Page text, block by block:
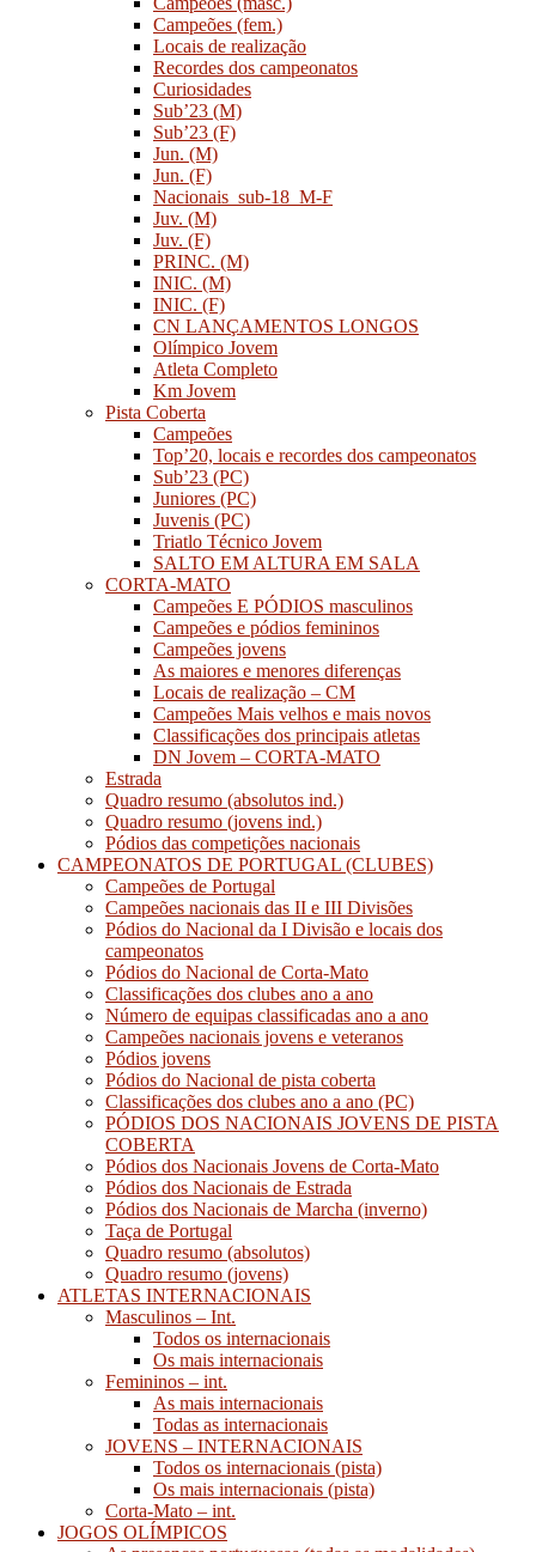
Campeões (fem.)
Locais de realização
Recordes dos campeonatos
Curiosidades
Sub’23 (M)
Sub’23 (F)
Jun. (M)
Jun. (F)
Nacionais_sub-18_M-F
Juv. (M)
Juv. (F)
PRINC. (M)
INIC. (M)
INIC. (F)
CN LANÇAMENTOS LONGOS
Olímpico Jovem
Atleta Completo
Km Jovem
Pista Coberta
Campeões
Top’20, locais e recordes dos campeonatos
Sub’23 (PC)
Juniores (PC)
Juvenis (PC)
Triatlo Técnico Jovem
SALTO EM ALTURA EM SALA
CORTA-MATO
Campeões E PÓDIOS masculinos
Campeões e pódios femininos
Campeões jovens
As maiores e menores diferenças
Locais de realização – CM
Campeões Mais velhos e mais novos
Classificações dos principais atletas
DN Jovem – CORTA-MATO
Estrada
Quadro resumo (absolutos ind.)
Quadro resumo (jovens ind.)
Pódios das competições nacionais
CAMPEONATOS DE PORTUGAL (CLUBES)
Campeões de Portugal
Campeões nacionais das II e III Divisões
Pódios do Nacional da I Divisão e locais dos
campeonatos
Pódios do Nacional de Corta-Mato
Classificações dos clubes ano a ano
Número de equipas classificadas ano a ano
Campeões nacionais jovens e veteranos
Pódios jovens
Pódios do Nacional de pista coberta
Classificações dos clubes ano a ano (PC)
PÓDIOS DOS NACIONAIS JOVENS DE PISTA
COBERTA
Pódios dos Nacionais Jovens de Corta-Mato
Pódios dos Nacionais de Estrada
Pódios dos Nacionais de Marcha (inverno)
Taça de Portugal
Quadro resumo (absolutos)
Quadro resumo (jovens)
ATLETAS INTERNACIONAIS
Masculinos – Int.
Todos os internacionais
Os mais internacionais
Femininos – int.
As mais internacionais
Todas as internacionais
JOVENS – INTERNACIONAIS
Todos os internacionais (pista)
Os mais internacionais (pista)
Corta-Mato – int.
JOGOS OLÍMPICOS